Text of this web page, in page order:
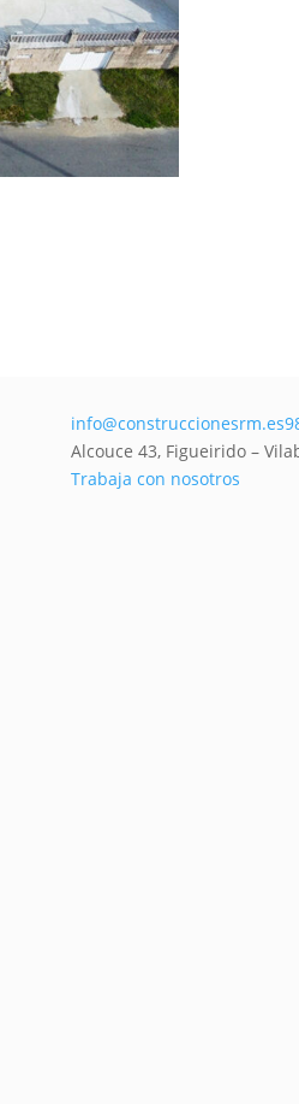
info@construccionesrm.es
Alcouce 43, Figueirido –
Trabaja con nosotros